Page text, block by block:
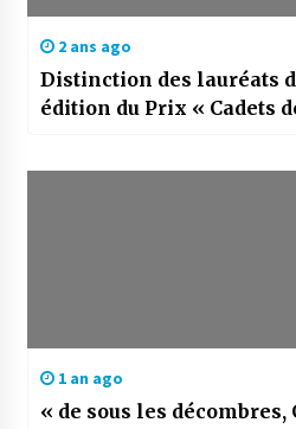
2 ans ago
Distinction des lauréats
édition du Prix « Cadets
1 an ago
« de sous les décombres,